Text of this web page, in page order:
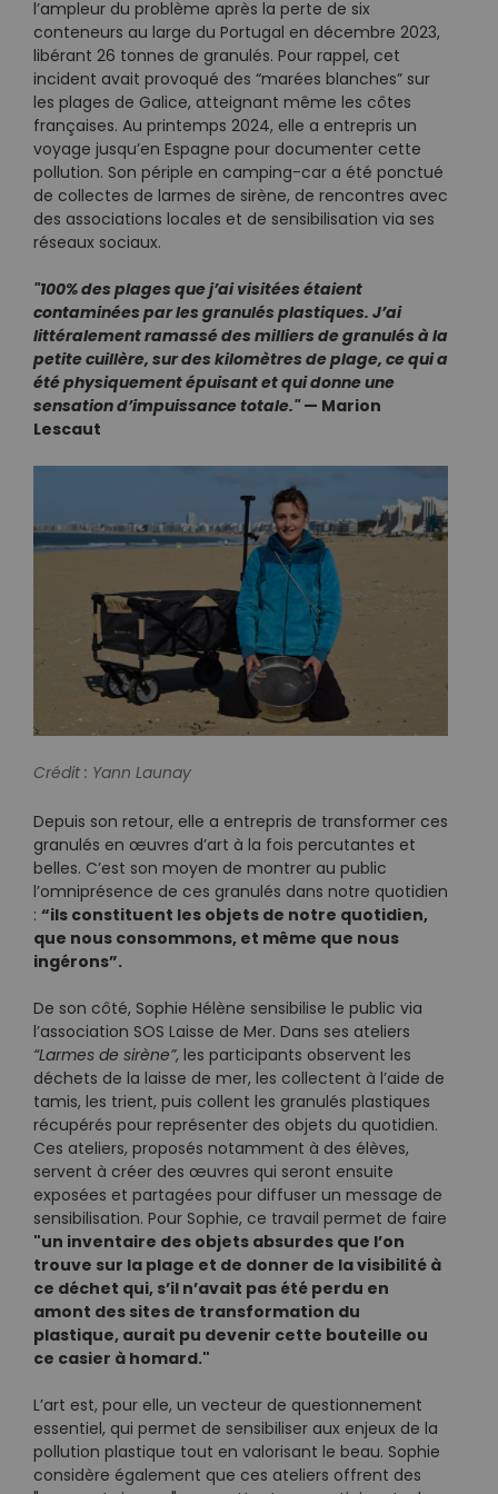
l’ampleur du problème après la perte de six
conteneurs au large du Portugal en décembre 2023,
libérant 26 tonnes de granulés. Pour rappel, cet
incident avait provoqué des “marées blanches” sur
les plages de Galice, atteignant même les côtes
françaises. Au printemps 2024, elle a entrepris un
voyage jusqu’en Espagne pour documenter cette
pollution. Son périple en camping-car a été ponctué
de collectes de larmes de sirène, de rencontres avec
des associations locales et de sensibilisation via ses
réseaux sociaux.
"100% des plages que j’ai visitées étaient
contaminées par les granulés plastiques. J’ai
littéralement ramassé des milliers de granulés à la
petite cuillère, sur des kilomètres de plage, ce qui a
été physiquement épuisant et qui donne une
sensation d’impuissance totale."— Marion
Lescaut
Crédit : Yann Launay
Depuis son retour, elle a entrepris de transformer ces
granulés en œuvres d’art à la fois percutantes et
belles. C’est son moyen de montrer au public
l’omniprésence de ces granulés dans notre quotidien
: “ils constituent les objets de notre quotidien,
que nous consommons, et même que nous
ingérons”.
De son côté, Sophie Hélène sensibilise le public via
l’association SOS Laisse de Mer. Dans ses ateliers
“Larmes de sirène”, les participants observent les
déchets de la laisse de mer, les collectent à l’aide de
tamis, les trient, puis collent les granulés plastiques
récupérés pour représenter des objets du quotidien.
Ces ateliers, proposés notamment à des élèves,
servent à créer des œuvres qui seront ensuite
exposées et partagées pour diffuser un message de
sensibilisation. Pour Sophie, ce travail permet de faire
"un inventaire des objets absurdes que l’on
trouve sur la plage et de donner de la visibilité à
ce déchet qui, s’il n’avait pas été perdu en
amont des sites de transformation du
plastique, aurait pu devenir cette bouteille ou
ce casier à homard."
L’art est, pour elle, un vecteur de questionnement
essentiel, qui permet de sensibiliser aux enjeux de la
pollution plastique tout en valorisant le beau. Sophie
considère également que ces ateliers offrent des